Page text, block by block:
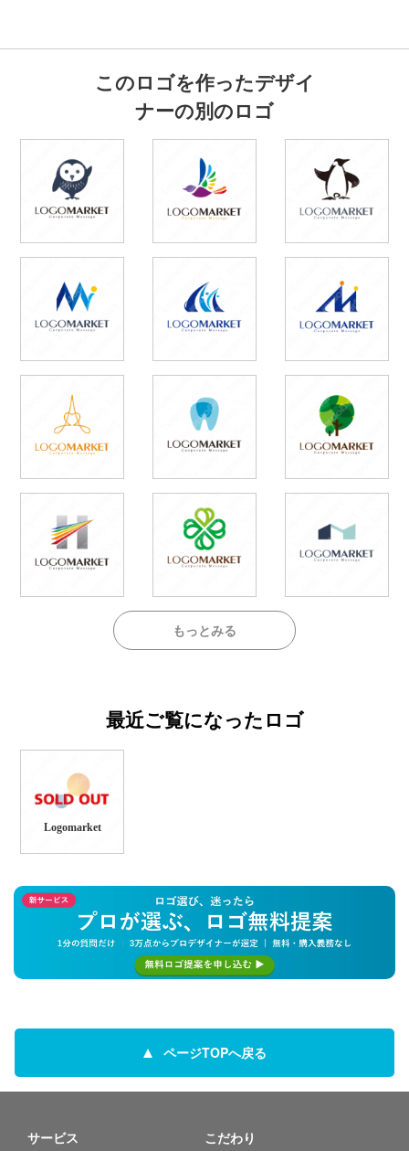
このロゴを作ったデザイ
ナーの別のロゴ
もっとみる
最近ご覧になったロゴ
Logomarket
ページTOPへ戻る
サービス こだわり